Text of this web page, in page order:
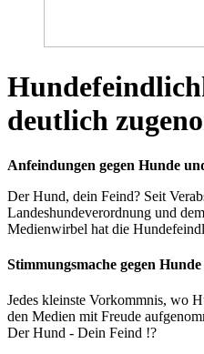
deutlich
Anfeindungen gegen Hunde
Der Hund, dein Feind? Seit
Landeshundeverordnung und
Medienwirbel hat die
Stimmungsmache gegen
Jedes kleinste Vorkommnis, wo
den Medien mit Freude
Der Hund - Dein Feind !?